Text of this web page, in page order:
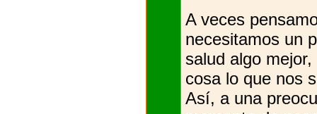
A veces
necesitamos un
salud algo
cosa lo que nos
Así, a una